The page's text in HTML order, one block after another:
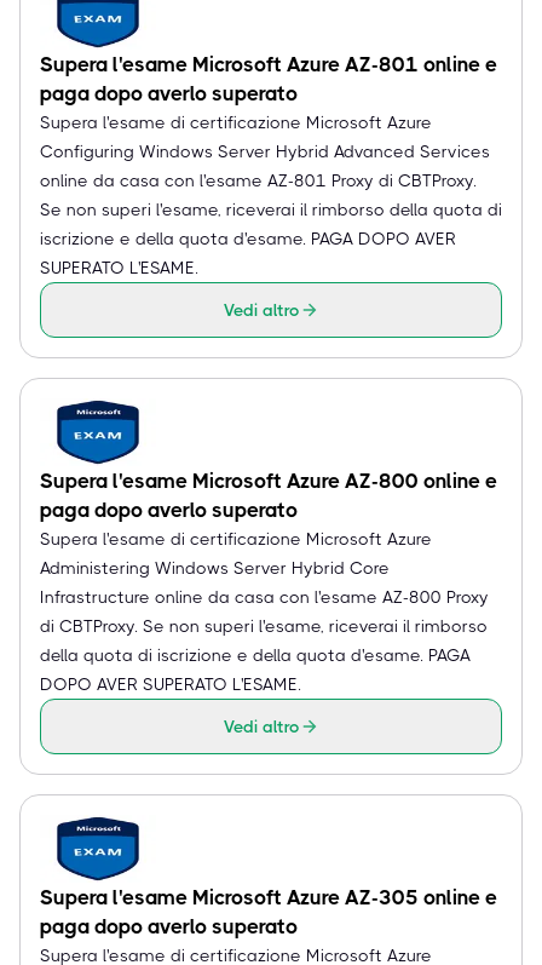
Supera l'esame Microsoft Azure AZ-801 online e
paga dopo averlo superato
Supera l'esame di certificazione Microsoft Azure
Configuring Windows Server Hybrid Advanced Services
online da casa con l'esame AZ-801 Proxy di CBTProxy.
Se non superi l'esame, riceverai il rimborso della quota di
iscrizione e della quota d'esame. PAGA DOPO AVER
SUPERATO L'ESAME.
Vedi altro
Supera l'esame Microsoft Azure AZ-800 online e
paga dopo averlo superato
Supera l'esame di certificazione Microsoft Azure
Administering Windows Server Hybrid Core
Infrastructure online da casa con l'esame AZ-800 Proxy
di CBTProxy. Se non superi l'esame, riceverai il rimborso
della quota di iscrizione e della quota d'esame. PAGA
DOPO AVER SUPERATO L'ESAME.
Vedi altro
Supera l'esame Microsoft Azure AZ-305 online e
paga dopo averlo superato
Supera l'esame di certificazione Microsoft Azure